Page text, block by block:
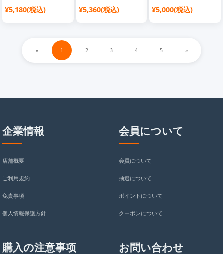
IMD シンプル 純正
ケース ハイ ブランド
¥5,180(税込)
型押し アイフォン
iphone12 mini携帯ケース
シンプル おしゃれ
¥5,360(税込)
エンボス 皮製 通勤風
フル LV メタルロゴ Galaxy
s25s25ultraケースメンズ
¥5,000(税込)
« 1 2 3 4 5 »
企業情報
店舗概要
ご利用規約
免責事項
個人情報保護方針
会員について
会員について
抽選について
ポイントについて
クーポンについて
購入の注意事项 お問い合わせ